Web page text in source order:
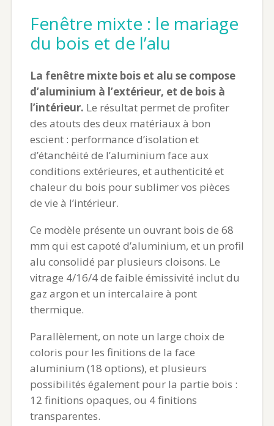
Fenêtre mixte : le mariage
du bois et de l’alu
La fenêtre mixte bois et alu se compose
d’aluminium à l’extérieur, et de bois à
l’intérieur. Le résultat permet de profiter
des atouts des deux matériaux à bon
escient : performance d’isolation et
d’étanchéité de l’aluminium face aux
conditions extérieures, et authenticité et
chaleur du bois pour sublimer vos pièces
de vie à l’intérieur.
Ce modèle présente un ouvrant bois de 68
mm qui est capoté d’aluminium, et un profil
alu consolidé par plusieurs cloisons. Le
vitrage 4/16/4 de faible émissivité inclut du
gaz argon et un intercalaire à pont
thermique.
Parallèlement, on note un large choix de
coloris pour les finitions de la face
aluminium (18 options), et plusieurs
possibilités également pour la partie bois :
12 finitions opaques, ou 4 finitions
transparentes.